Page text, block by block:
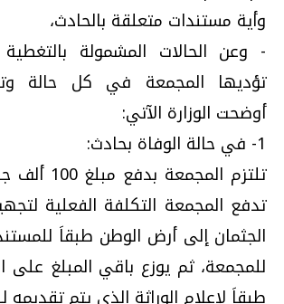
وأية مستندات متعلقة بالحادث،
- وعن الحالات المشمولة بالتغطية
تؤديها المجمعة في كل حالة
أوضحت الوزارة الآتي:
1- في حالة الوفاة بحادث:
تلتزم
تدفع المجمعة التكلفة الفعلية
الجثمان إلى أرض الوطن طبقاَ
للمجمعة، ثم يوزع باقي المبلغ على
طبقاَ لإعلام الوراثة الذي يتم تقديمه